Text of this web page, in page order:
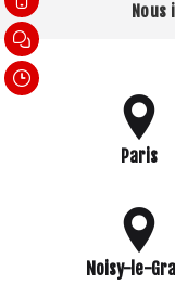
Nous
Paris
Noisy-le-